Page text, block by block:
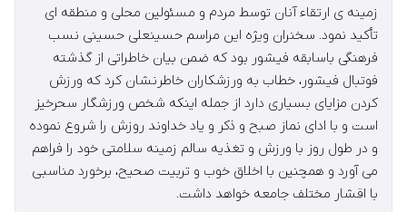
زمینه ی ارتقاء آنان توسط مردم و مسئولین محلی و منطقه ای
تأکید نمود. سخنران ویژه این مراسم حسینعلی حسینی نسب
فرهنگی باسابقه فیشور بود که ضمن بیان خاطراتی از گذشته
فوتبال فیشور، خطاب به ورزشکاران خاطرنشان کرد که ورزش
کردن مزایای بسیاری دارد از جمله اینکه شخص ورزشگار سحرخیز
است و با ادای نماز صبح و ذکر و یاد خداوند روزش را شروع نموده
و در طول روز با ورزش و تغذیه سالم زمینه سلامتی خود را فراهم
می آورد و همچنین با اخلاق خوب و تربیت صحیح، برخورد مناسبی
با اقشار مختلف جامعه خواهد داشت.